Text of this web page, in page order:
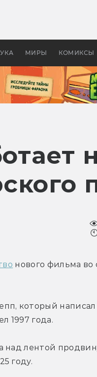
МИРЫ КОМИКСЫ
колец»
нового фильма
который
1997 года.
лентой
году.